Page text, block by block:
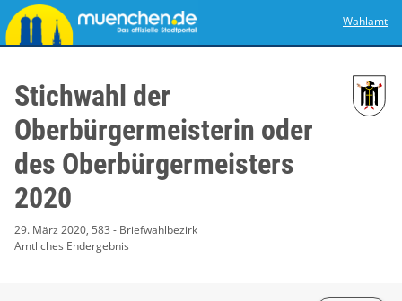
Wahlamt
Stichwahl der
Oberbürgermeisterin oder
des Oberbürgermeisters
2020
29. März 2020, 583 - Briefwahlbezirk
Amtliches Endergebnis